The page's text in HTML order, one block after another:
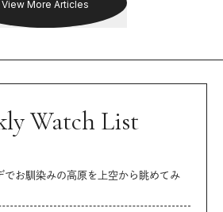
View More Articles
Watch List
でお馴染みの高原を上空から眺めてみ